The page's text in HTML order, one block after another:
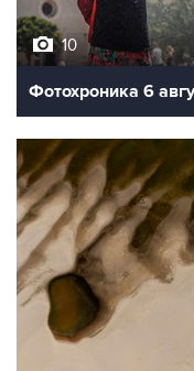
10
Фотохроника 6